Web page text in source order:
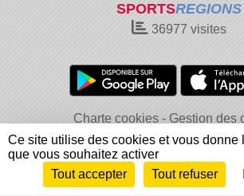
SPORTSREGIONS
36977 visites
Charte cookies
Gestion des
Informations légales
Signaler un
Envie de participer ?
Ce site utilise des cookies et vous donne
que vous souhaitez activer
Tout accepter
Tout refuser